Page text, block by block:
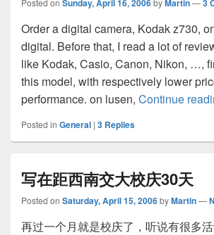
Posted on Sunday, April 16, 2006byMartin—3
Order a digital camera, Kodak z730,
digital. Before that, I read a lot of
like Kodak, Casio, Canon, Nikon, …,
this model, with respectively lower
performance. on lusen, Continue
Posted in General | 3 Replies
写在距西南交大校庆30天
Posted on Saturday, April 15, 2006byMartin—
再过一个月就是校庆了，听说有很多